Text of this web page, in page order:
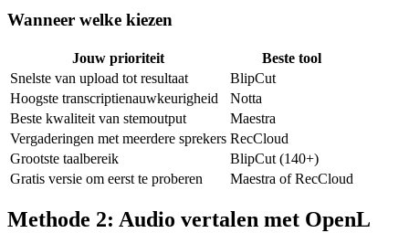
Wanneer welke kiezen
Jouw prioriteit
Beste tool
Snelste van upload tot resultaat
BlipCut
Hoogste transcriptienauwkeurigheid
Notta
Beste kwaliteit van stemoutput
Maestra
Vergaderingen met meerdere sprekers RecCloud
Grootste taalbereik
BlipCut (140+)
Gratis versie om eerst te proberen
Maestra of RecCloud
Methode 2: Audio vertalen met OpenL